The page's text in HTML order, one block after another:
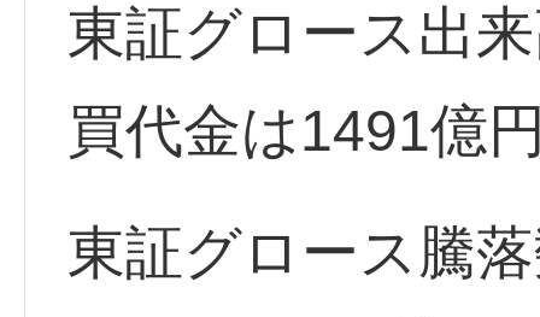
東証グロース出
買代金は1491億
東証グロース騰